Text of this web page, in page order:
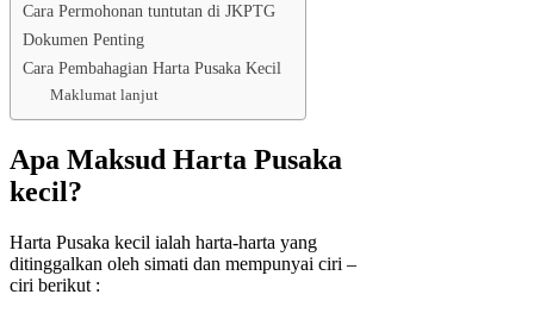
Cara Permohonan tuntutan di JKPTG
Dokumen Penting
Cara Pembahagian Harta Pusaka Kecil
Maklumat lanjut
Apa Maksud Harta Pusaka
kecil?
Harta Pusaka kecil ialah harta-harta yang
ditinggalkan oleh simati dan mempunyai ciri –
ciri berikut :